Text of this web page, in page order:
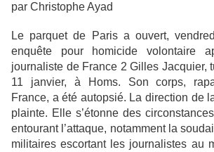
par Christophe Ayad
Le parquet de Paris a ouvert,
enquête pour homicide volontaire
journaliste de France 2 Gilles Jacquier,
11 janvier, à Homs. Son corps,
France, a été autopsié. La direction de
plainte. Elle s’étonne des
entourant l’attaque, notamment la
militaires escortant les journalistes au